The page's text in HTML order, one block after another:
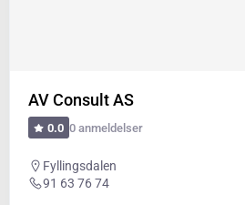
AV Consult AS
0.0 0 anmeldelser
Fyllingsdalen
91 63 76 74